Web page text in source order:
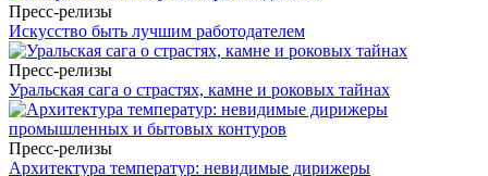
Пресс-релизы
Искусство быть лучшим работодателем
Пресс-релизы
Уральская сага о страстях, камне и роковых тайнах
Пресс-релизы
Архитектура температур: невидимые дирижеры